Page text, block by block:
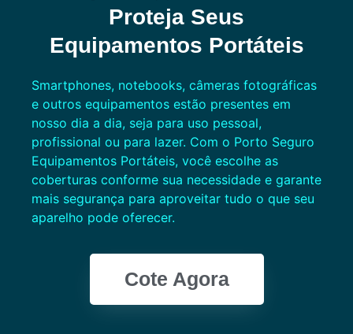
Proteja Seus
Equipamentos Portáteis
Smartphones, notebooks, câmeras fotográficas
e outros equipamentos estão presentes em
nosso dia a dia, seja para uso pessoal,
profissional ou para lazer. Com o Porto Seguro
Equipamentos Portáteis, você escolhe as
coberturas conforme sua necessidade e garante
mais segurança para aproveitar tudo o que seu
aparelho pode oferecer.
Cote Agora